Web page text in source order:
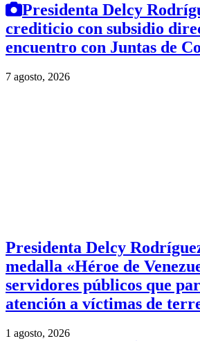
Presidenta Delcy
crediticio con subsidio
encuentro con Juntas de
7 agosto, 2026
Presidenta Delcy
medalla «Héroe de
servidores públicos que
atención a víctimas de
1 agosto, 2026